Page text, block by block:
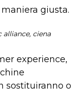
giusta.
ciena
experience,
sostituiranno o